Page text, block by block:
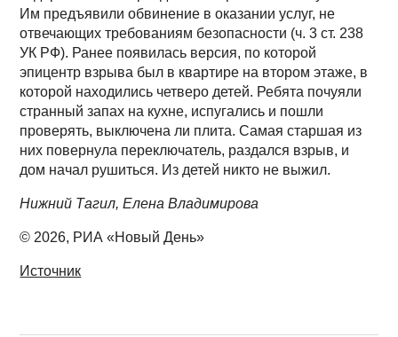
Им предъявили обвинение в оказании услуг, не
отвечающих требованиям безопасности (ч. 3 ст. 238
УК РФ). Ранее появилась версия, по которой
эпицентр взрыва был в квартире на втором этаже, в
которой находились четверо детей. Ребята почуяли
странный запах на кухне, испугались и пошли
проверять, выключена ли плита. Самая старшая из
них повернула переключатель, раздался взрыв, и
дом начал рушиться. Из детей никто не выжил.
Нижний Тагил, Елена Владимирова
© 2026, РИА «Новый День»
Источник